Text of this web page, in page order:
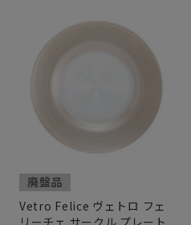
廃盤品
Vetro Felice ヴェトロ フェ
リーチェ サークル プレート